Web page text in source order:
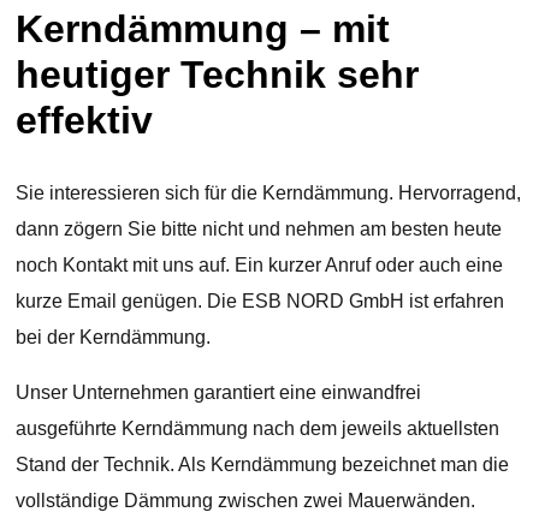
Kerndämmung – mit
heutiger Technik sehr
effektiv
Sie interessieren sich für die Kerndämmung. Hervorragend,
dann zögern Sie bitte nicht und nehmen am besten heute
noch Kontakt mit uns auf. Ein kurzer Anruf oder auch eine
kurze Email genügen. Die ESB NORD GmbH ist erfahren
bei der Kerndämmung.
Unser Unternehmen garantiert eine einwandfrei
ausgeführte Kerndämmung nach dem jeweils aktuellsten
Stand der Technik. Als Kerndämmung bezeichnet man die
vollständige Dämmung zwischen zwei Mauerwänden.